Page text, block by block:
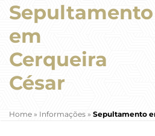
Sepultamento
em
Cerqueira
César
Home » Informações » Sepultamento